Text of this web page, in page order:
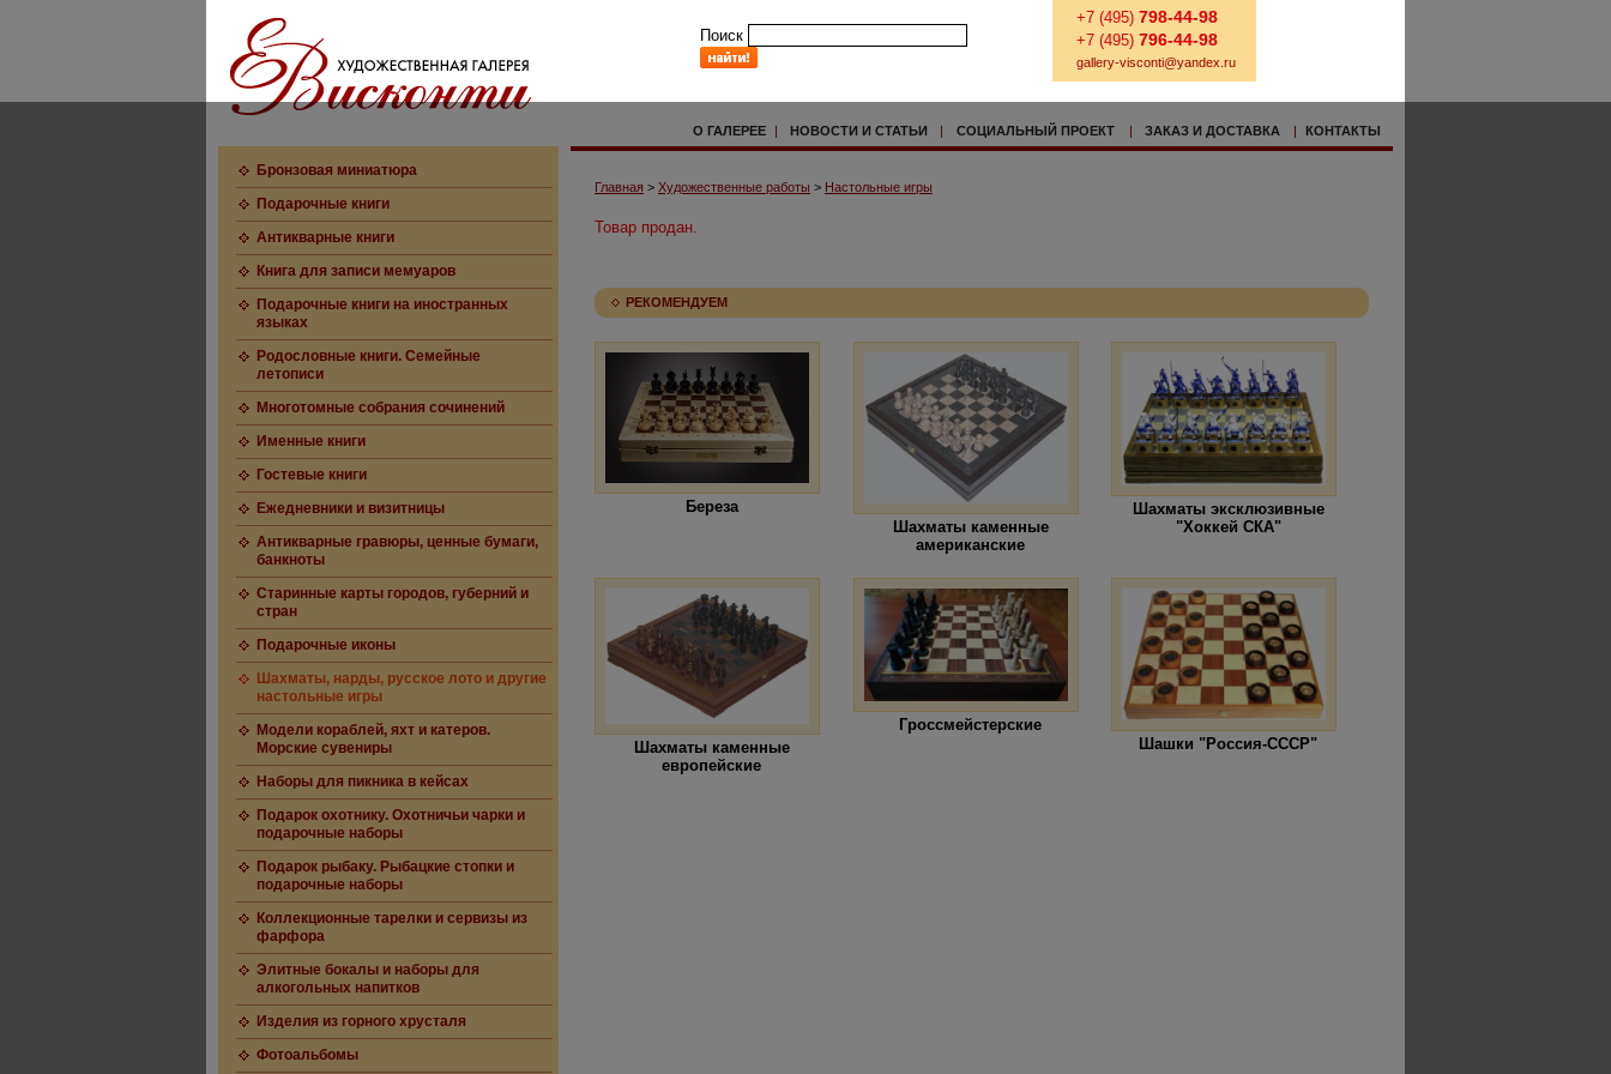
Поиск
+7 (495) 798-44-98
+7 (495) 796-44-98
gallery-visconti@yandex.ru
О ГАЛЕРЕЕ | НОВОСТИ И СТАТЬИ | СОЦИАЛЬНЫЙ ПРОЕКТ | ЗАКАЗ И ДОСТАВКА | КОНТАКТЫ
Бронзовая миниатюра
Подарочные книги
Антикварные книги
Книга для записи мемуаров
Подарочные книги на иностранных
языках
Родословные книги. Семейные
летописи
Многотомные собрания сочинений
Именные книги
Гостевые книги
Ежедневники и визитницы
Антикварные гравюры, ценные бумаги,
банкноты
Старинные карты городов, губерний и
стран
Подарочные иконы
Шахматы, нарды, русское лото и другие
настольные игры
Модели кораблей, яхт и катеров.
Морские сувениры
Наборы для пикника в кейсах
Подарок охотнику. Охотничьи чарки и
подарочные наборы
Подарок рыбаку. Рыбацкие стопки и
подарочные наборы
Коллекционные тарелки и сервизы из
фарфора
Элитные бокалы и наборы для
алкогольных напитков
Изделия из горного хрусталя
Фотоальбомы
Главная > Художественные работы > Настольные игры
Товар продан.
РЕКОМЕНДУЕМ
Береза
Шахматы каменные
американские
Шахматы эксклюзивные
"Хоккей СКА"
Шахматы каменные
европейские
Гроссмейстерские
Шашки "Россия-СССР"